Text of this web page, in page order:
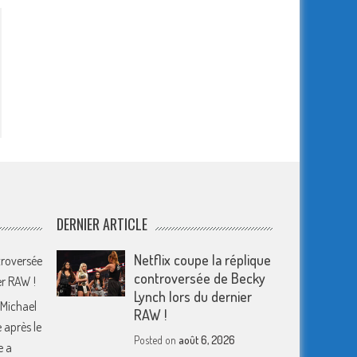
RAW !
après le
a
DERNIER ARTICLE
Netflix coupe la réplique
controversée de Becky
Lynch lors du dernier
RAW !
Posted on août 6, 2026